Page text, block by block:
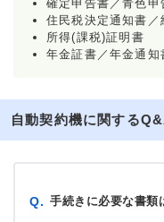
確定申告書／青色申
住民税決定通知書／
所得(課税)証明書
年金証書／年金通知
自動契約機に関する
Q. 手続きに必要な書類